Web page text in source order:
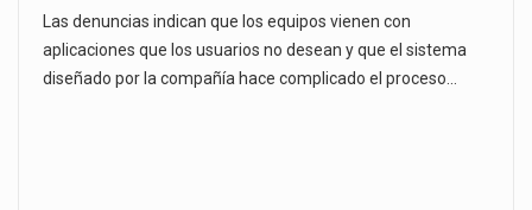
Las denuncias indican que los equipos vienen con
aplicaciones que los usuarios no desean y que el sistema
diseñado por la compañía hace complicado el proceso…